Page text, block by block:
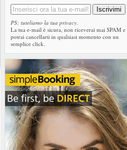
PS: tuteliamo la tua privacy.
La tua e-mail è sicura, non riceverai mai SPAM e
potrai cancellarti in qualsiasi momento con un
semplice click.